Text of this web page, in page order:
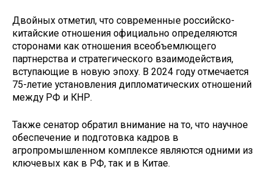
Двойных отметил, что современные российско-
китайские отношения официально определяются
сторонами как отношения всеобъемлющего
партнерства и стратегического взаимодействия,
вступающие в новую эпоху. В 2024 году отмечается
75-летие установления дипломатических отношений
между РФ и КНР.
Также сенатор обратил внимание на то, что научное
обеспечение и подготовка кадров в
агропромышленном комплексе являются одними из
ключевых как в РФ, так и в Китае.